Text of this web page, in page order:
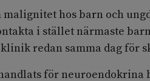
malignitet hos barn och
i stället närmaste
redan samma dag för
för